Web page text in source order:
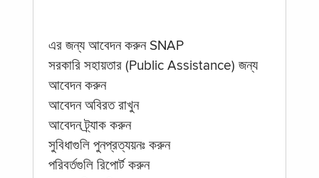
এর জন্য আবেদন করুন SNAP
সরকারি সহায়তার (Public Assistance) জন্য
আবেদন করুন
আবেদন অবিরত রাখুন
আবেদন ট্র্যাক করুন
সুবিধাগুলি পুনপ্রত্যয়নঃ করুন
পরিবর্তগুলি রিপোর্ট করুন